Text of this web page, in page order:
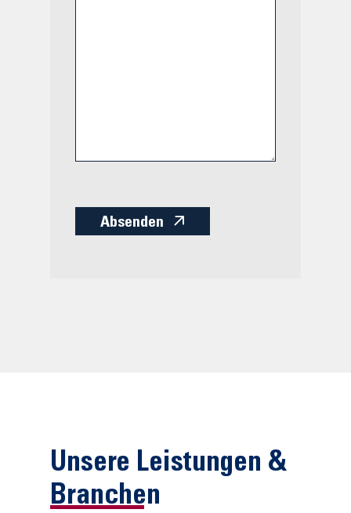
Absenden
Unsere Leistungen &
Branchen